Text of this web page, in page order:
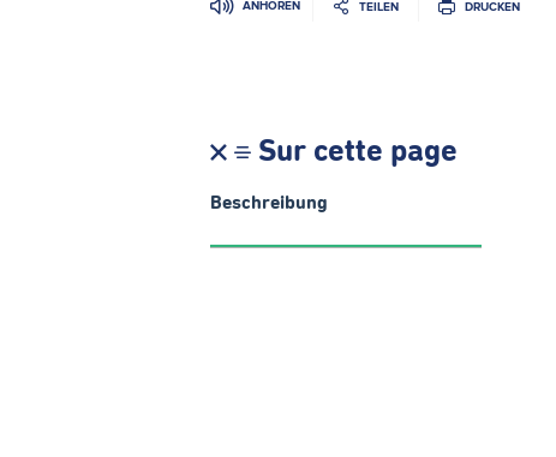
ANHÖREN TEILEN DRUCKEN
Sur cette page
Beschreibung